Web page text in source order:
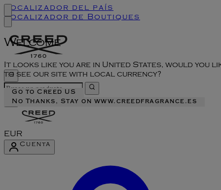
Welcome
It looks like you are in United States, would you
to see our site with local currency?
Go to Creed US
No Thanks, Stay on www.creedfragrance.es
Localizador del país
Localizador de Boutiques
EUR
Cuenta